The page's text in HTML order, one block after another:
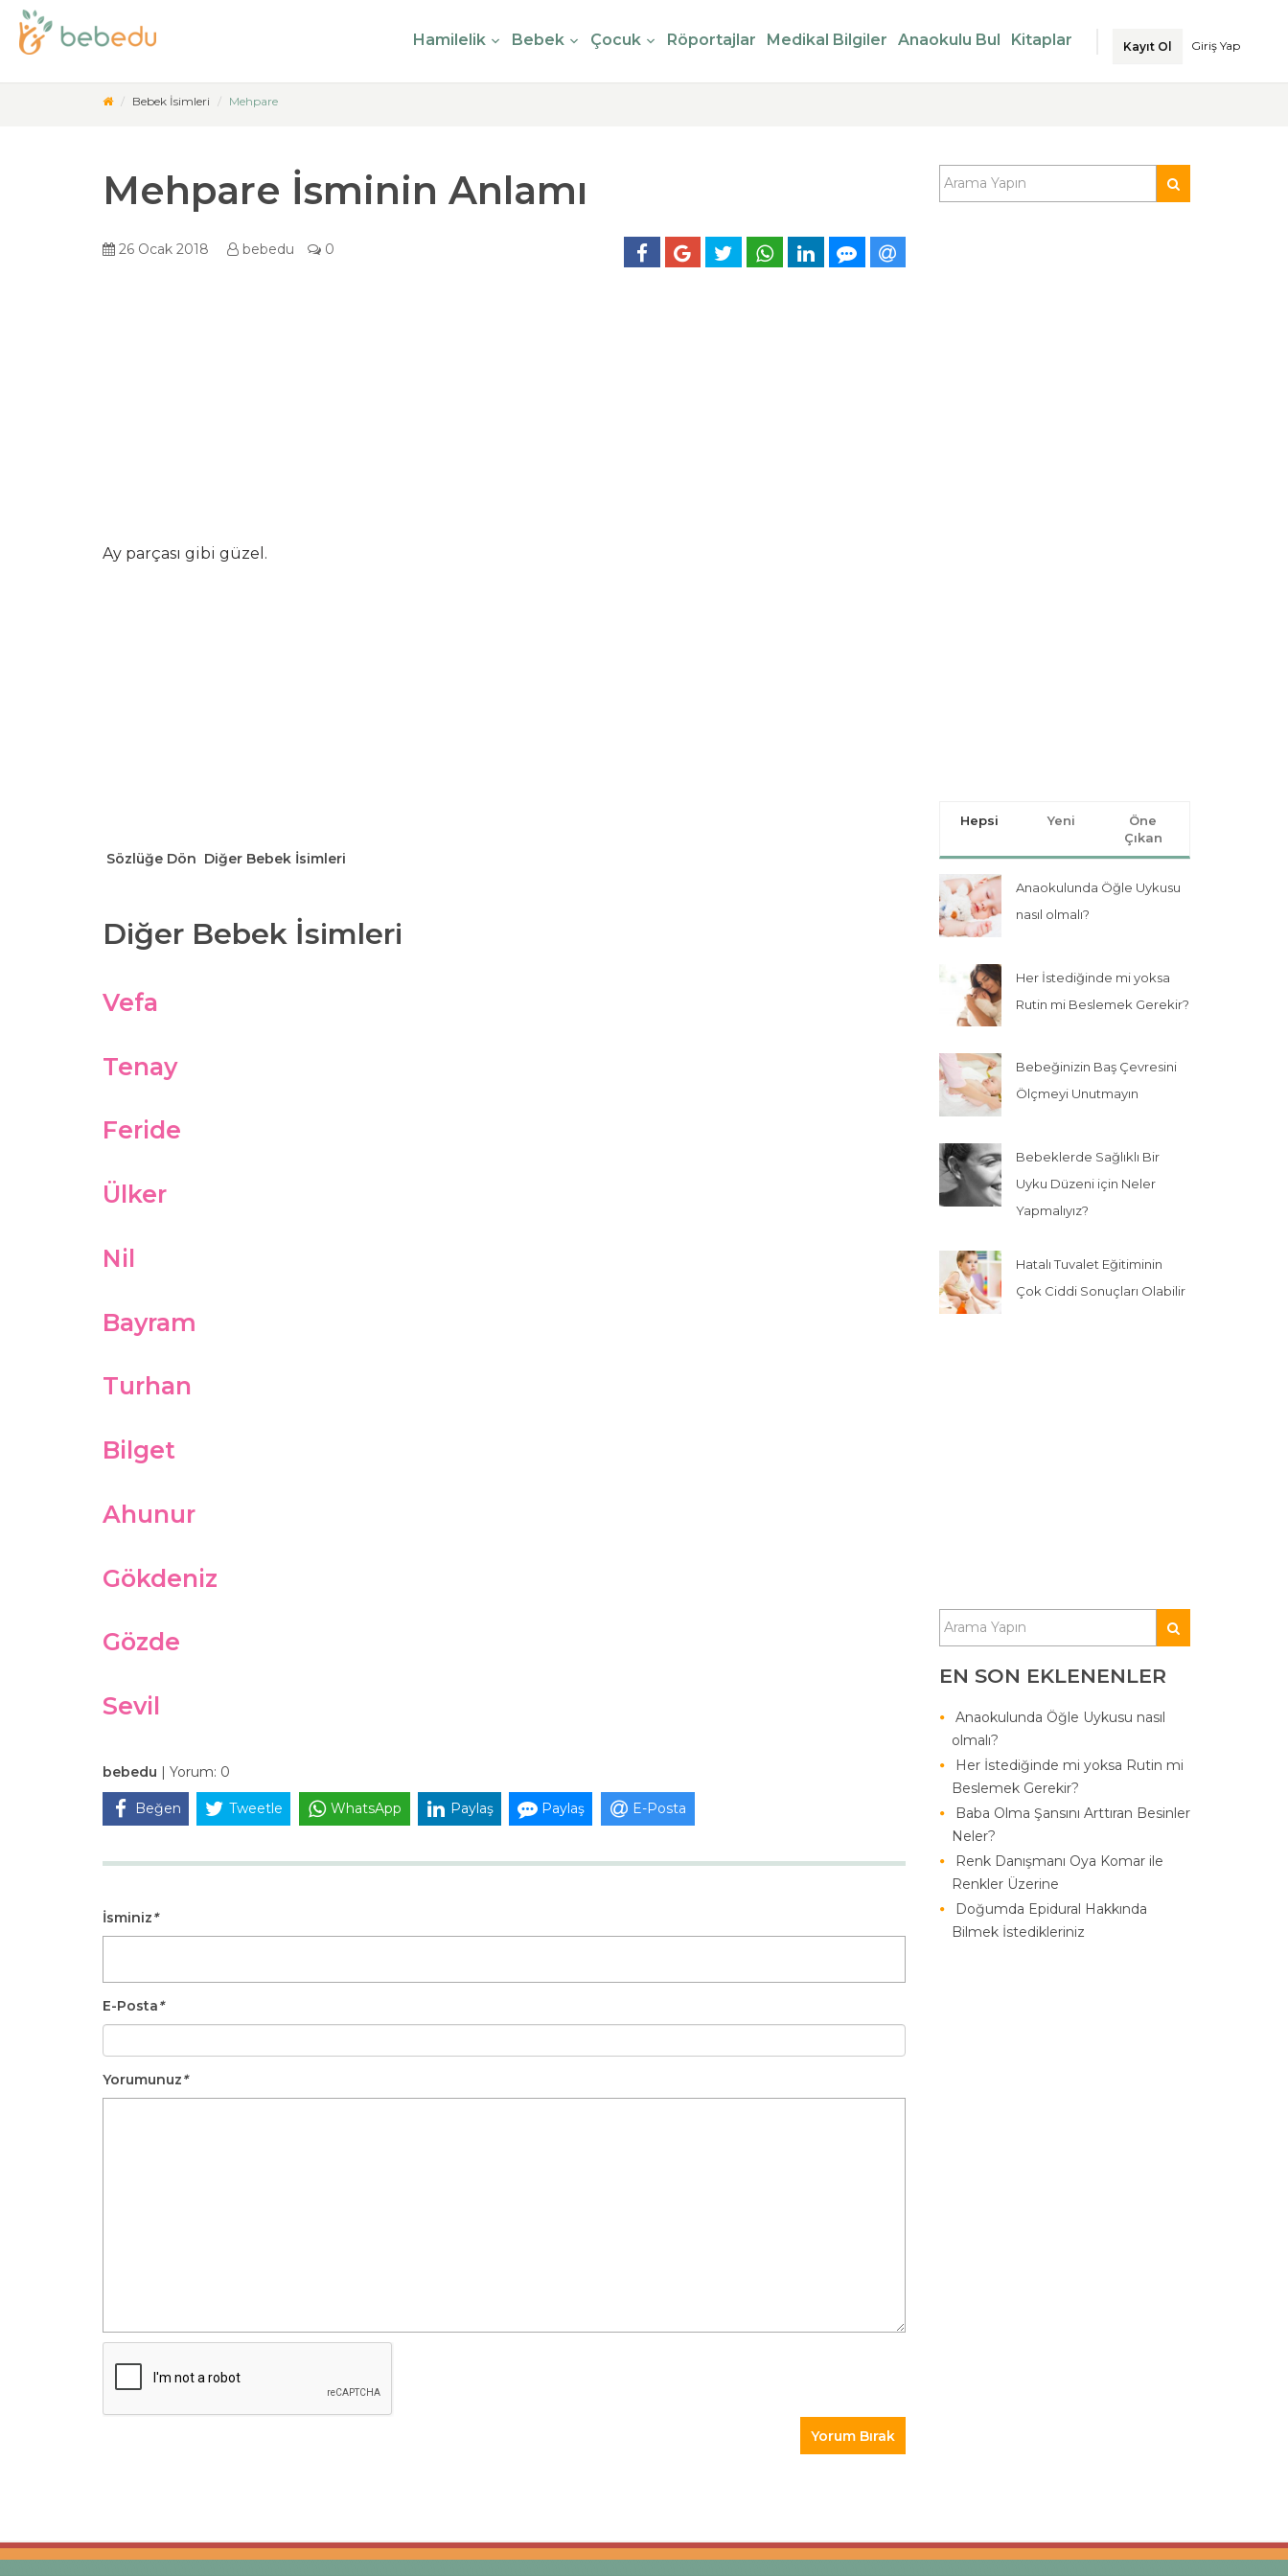
Hamilelik Bebek Çocuk Röportajlar Medikal Bilgiler Anaokulu Bul Kitaplar Kayıt Ol Giriş Yap
Bebek İsimleri Mehpare
Mehpare İsminin Anlamı
26 Ocak 2018 bebedu 0
Ay parçası gibi güzel.
Sözlüğe Dön Diğer Bebek İsimleri
Diğer Bebek İsimleri
Vefa
Tenay
Feride
Ülker
Nil
Bayram
Turhan
Bilget
Ahunur
Gökdeniz
Gözde
Sevil
bebedu | Yorum: 0
Beğen Tweetle WhatsApp Paylaş Paylaş E-Posta
İsminiz*
E-Posta*
Yorumunuz*
Hepsi Yeni
Öne
Çıkan
Anaokulunda Öğle Uykusu
nasıl olmalı?
Her İstediğinde mi yoksa
Rutin mi Beslemek Gerekir?
Bebeğinizin Baş Çevresini
Ölçmeyi Unutmayın
Bebeklerde Sağlıklı Bir
Uyku Düzeni için Neler
Yapmalıyız?
Hatalı Tuvalet Eğitiminin
Çok Ciddi Sonuçları Olabilir
EN SON EKLENENLER
Anaokulunda Öğle Uykusu nasıl
olmalı?
Her İstediğinde mi yoksa Rutin mi
Beslemek Gerekir?
Baba Olma Şansını Arttıran Besinler
Neler?
Renk Danışmanı Oya Komar ile
Renkler Üzerine
Doğumda Epidural Hakkında
Bilmek İstedikleriniz